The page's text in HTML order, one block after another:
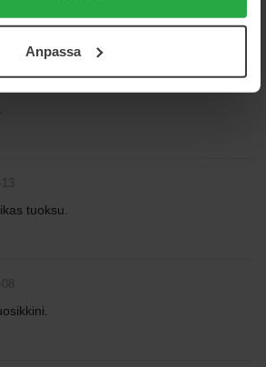
som helst återkalla ditt samtycke.
Anpassa
tuoksu.